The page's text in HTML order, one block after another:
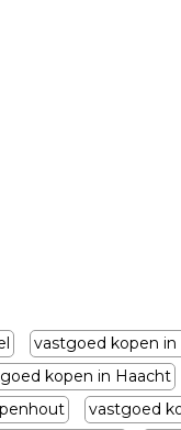
vastgoed kopen in
kopen in Haacht
vastgoed